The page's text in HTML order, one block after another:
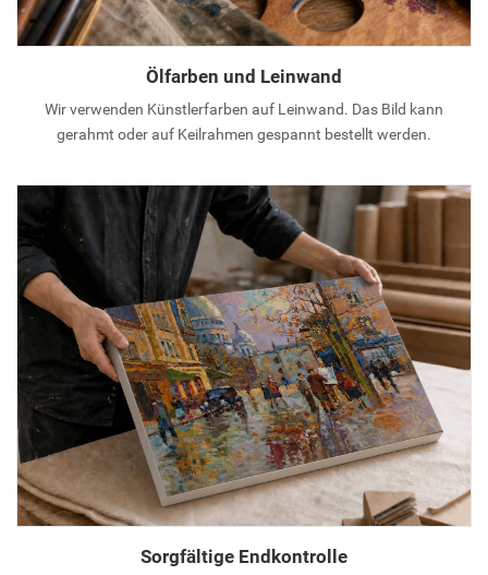
Ölfarben und Leinwand
Wir verwenden Künstlerfarben auf Leinwand. Das Bild kann
gerahmt oder auf Keilrahmen gespannt bestellt werden.
Sorgfältige Endkontrolle